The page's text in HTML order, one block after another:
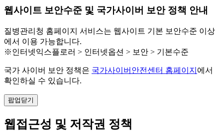
웹사이트 보안수준 및 국가사이버 보안 정책 안내
질병관리청 홈페이지 서비스는 웹사이트 기본 보안수준 이상
에서 이용 가능합니다.
※인터넷익스플로러 > 인터넷옵션 > 보안 > 기본수준
국가 사이버 보안 정책은 국가사이버안전센터 홈페이지 에서
확인하실 수 있습니다.
팝업닫기
웹접근성 및 저작권 정책